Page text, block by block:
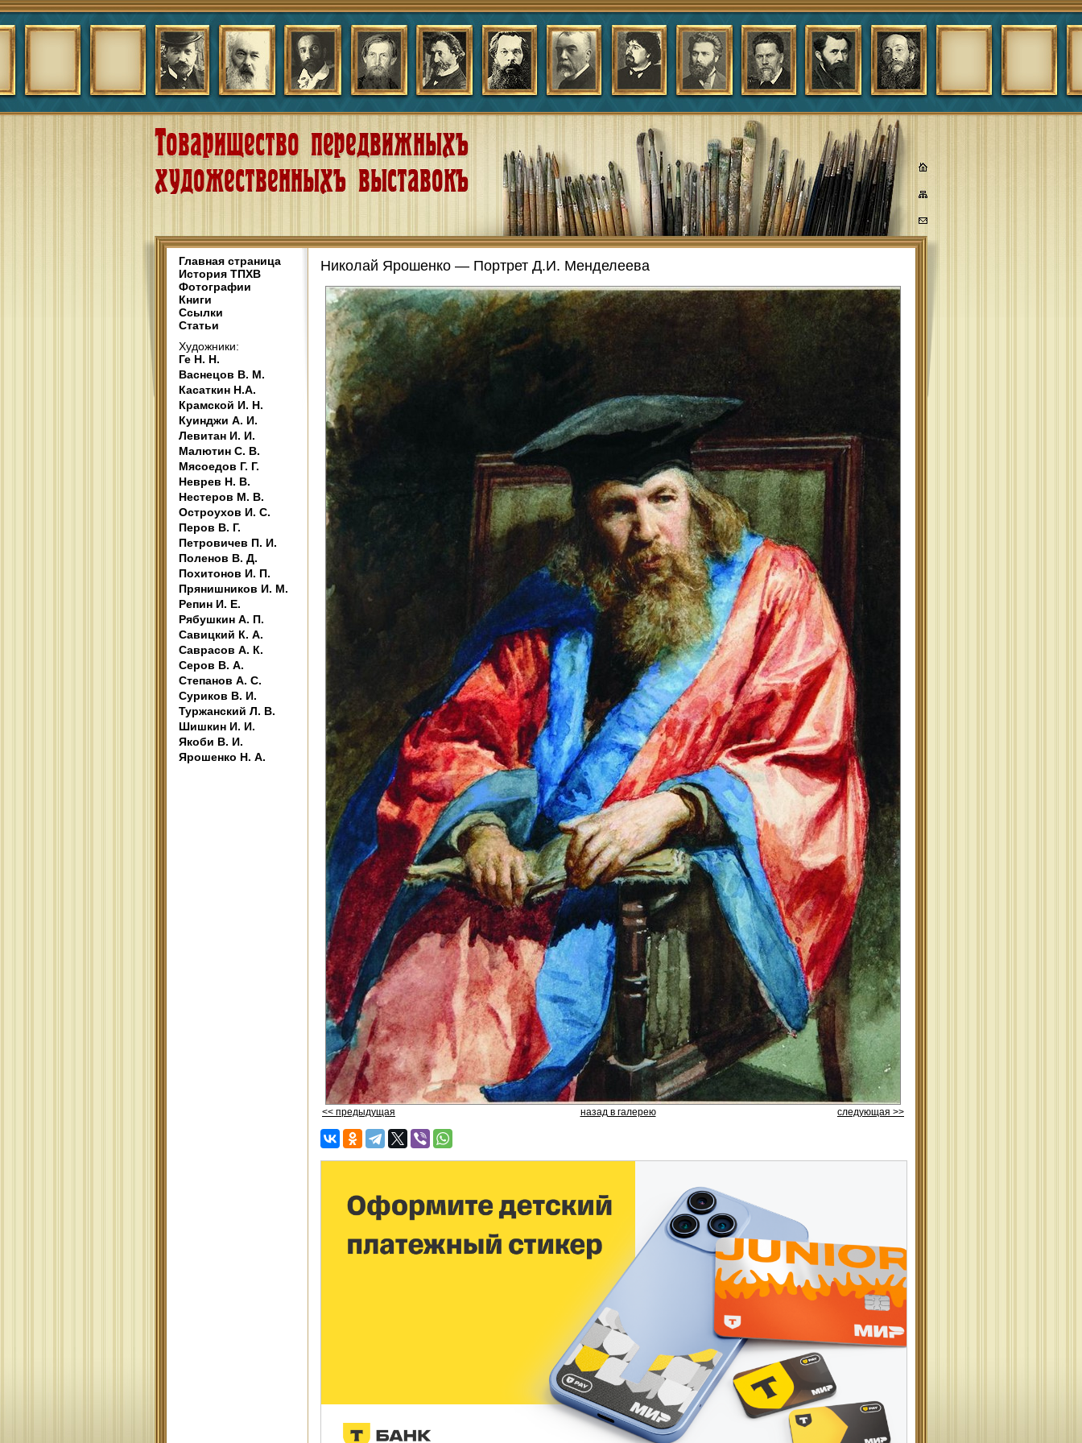
Главная страница
История ТПХВ
Фотографии
Книги
Ссылки
Статьи
Художники:
Ге Н. Н.
Васнецов В. М.
Касаткин Н.А.
Крамской И. Н.
Куинджи А. И.
Левитан И. И.
Малютин С. В.
Мясоедов Г. Г.
Неврев Н. В.
Нестеров М. В.
Остроухов И. С.
Перов В. Г.
Петровичев П. И.
Поленов В. Д.
Похитонов И. П.
Прянишников И. М.
Репин И. Е.
Рябушкин А. П.
Савицкий К. А.
Саврасов А. К.
Серов В. А.
Степанов А. С.
Суриков В. И.
Туржанский Л. В.
Шишкин И. И.
Якоби В. И.
Ярошенко Н. А.
Николай Ярошенко — Портрет Д.И. Менделеева
<< предыдущая назад в галерею следующая >>